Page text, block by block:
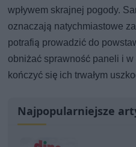
wpływem skrajnej pogody.
oznaczają natychmiastowe
potrafią prowadzić do
obniżać sprawność paneli i
kończyć się ich trwałym
Najpopularniejsze